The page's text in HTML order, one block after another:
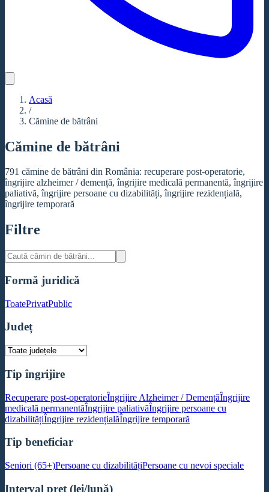
Acasă
/
Cămine de bătrâni
Cămine de bătrâni
791 cămine de bătrâni din România: recuperare post-operatorie,
îngrijire alzheimer / demență, îngrijire medicală permanentă, îngrijire
paliativă, îngrijire persoane cu dizabilități, îngrijire rezidențială,
îngrijire temporară
Filtre
Formă juridică
ToatePrivatPublic
Județ
Tip îngrijire
Recuperare post-operatorieÎngrijire Alzheimer / DemențăÎngrijire
medicală permanentăÎngrijire paliativăÎngrijire persoane cu
dizabilitățiÎngrijire rezidențialăÎngrijire temporară
Tip beneficiar
Seniori (65+)Persoane cu dizabilitățiPersoane cu nevoi speciale
Interval preț (lei/lună)